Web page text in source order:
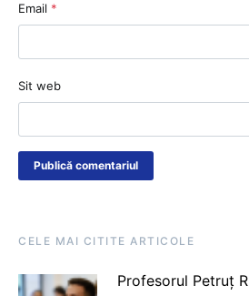
Email *
Sit web
CELE MAI CITITE ARTICOLE
Profesorul Petruț